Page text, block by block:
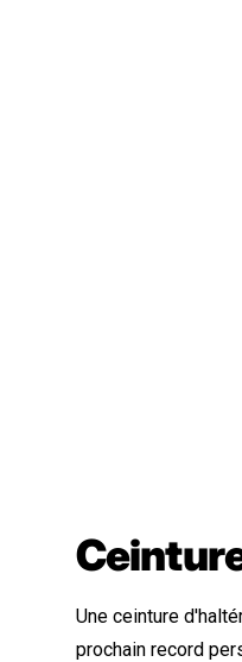
Une ceinture
prochain record